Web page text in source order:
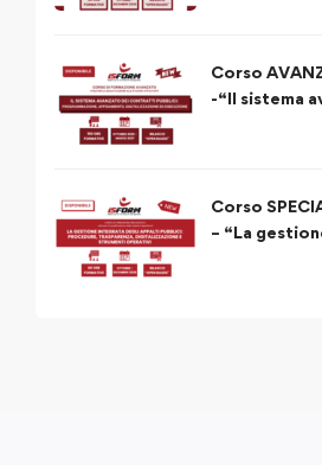
Corso
-“Il sistema
Corso
– “La